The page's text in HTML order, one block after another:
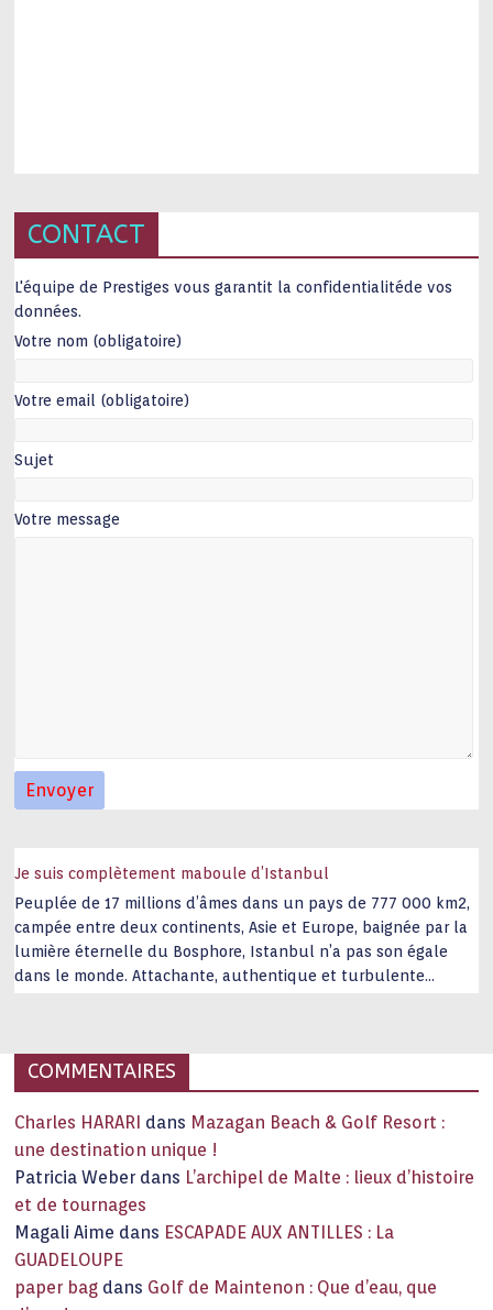
CONTACT
L'équipe de Prestiges vous garantit la confidentialitéde vos
données.
Votre nom (obligatoire)
Votre email (obligatoire)
Sujet
Votre message
Je suis complètement maboule d’Istanbul
Peuplée de 17 millions d’âmes dans un pays de 777 000 km2,
campée entre deux continents, Asie et Europe, baignée par la
lumière éternelle du Bosphore, Istanbul n’a pas son égale
dans le monde. Attachante, authentique et turbulente
COMMENTAIRES
Charles HARARI dans Mazagan Beach & Golf Resort :
une destination unique !
Patricia Weber dans L’archipel de Malte : lieux d’histoire
et de tournages
Magali Aime dans ESCAPADE AUX ANTILLES : La
GUADELOUPE
paper bag dans Golf de Maintenon : Que d’eau, que